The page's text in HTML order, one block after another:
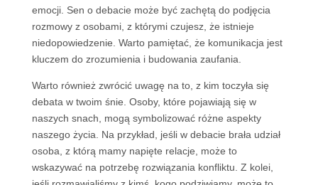
emocji. Sen o debacie może być zachętą do podjęcia
rozmowy z osobami, z którymi czujesz, że istnieje
niedopowiedzenie. Warto pamiętać, że komunikacja jest
kluczem do zrozumienia i budowania zaufania.
Warto również zwrócić uwagę na to, z kim toczyła się
debata w twoim śnie. Osoby, które pojawiają się w
naszych snach, mogą symbolizować różne aspekty
naszego życia. Na przykład, jeśli w debacie brała udział
osoba, z którą mamy napięte relacje, może to
wskazywać na potrzebę rozwiązania konfliktu. Z kolei,